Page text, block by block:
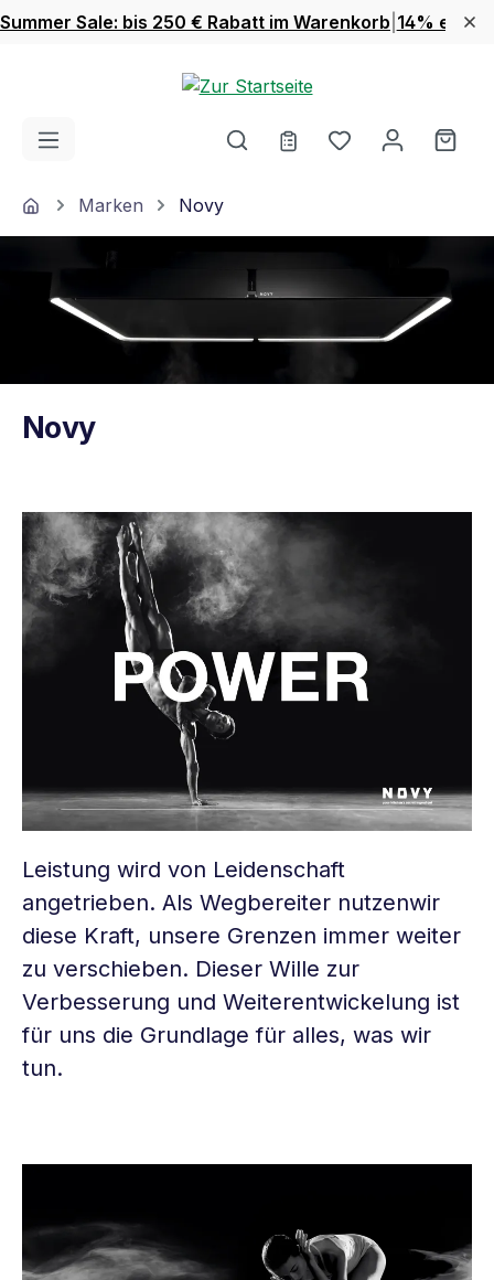
Zum Hauptinhalt springen
Summer Sale: bis 250 € Rabatt im Warenkorb 14% extra
Du hast 0
HomeMarken Novy
Novy
Leistung wird von Leidenschaft
angetrieben. Als Wegbereiter nutzenwir
diese Kraft, unsere Grenzen immer weiter
zu verschieben. Dieser Wille zur
Verbesserung und Weiterentwickelung ist
für uns die Grundlage für alles, was wir
tun.